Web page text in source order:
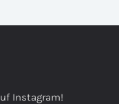
Instagram!